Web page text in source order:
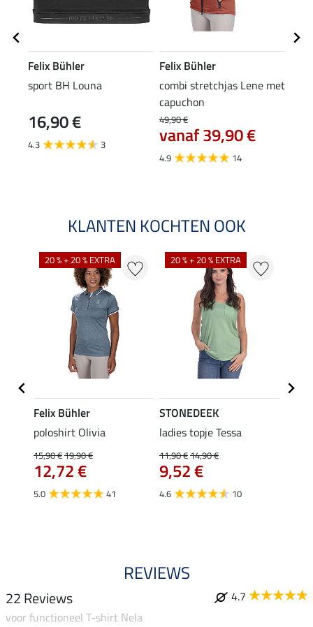
Felix Bühler
sport BH Louna
16,90 €
4.3 3
Felix Bühler
combi stretchjas Lene met
capuchon
49,90 €
vanaf 39,90 €
4.9 14
KLANTEN KOCHTEN OOK
20 % + 20 % EXTRA
Felix Bühler
poloshirt Olivia
15,90 €19,90 €
12,72 €
5.0 41
20 % + 20 % EXTRA
STONEDEEK
ladies topje Tessa
11,90 €14,90 €
9,52 €
4.6 10
REVIEWS
22 Reviews
4.7
voor functioneel T-shirt Nela